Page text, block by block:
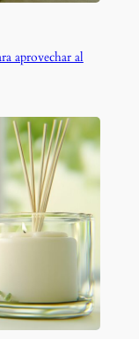
aprovechar al